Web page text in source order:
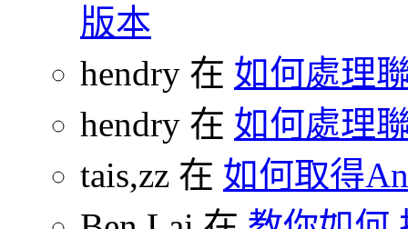
版本
hendry 在 如何處理
hendry 在 如何處理
tais,zz 在 如何取得